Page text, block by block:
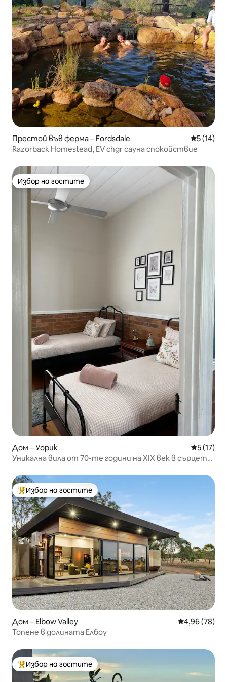
Престой във ферма – Fordsdale Средна
5 (14)
Razorback Homestead, EV chgr сауна спокойствие
Избор на гостите
Избор на гостите
Дом – Уорик Средна
5 (17)
Уникална вила от 70-те години на XIX век в сърцето
Най-популярен избор на гостите
Избор на гостите
Дом – Elbow Valley Средна
4,96 (78)
Топене в долината Елбоу
Най-популярен избор на гостите
Избор на гостите